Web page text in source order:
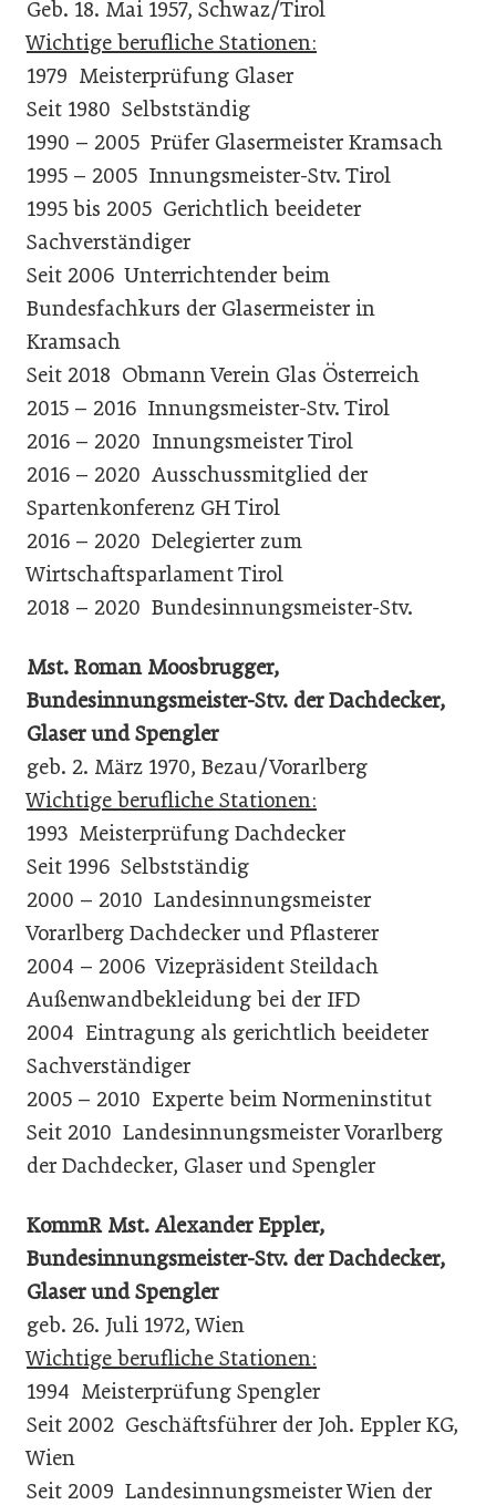
Geb. 18. Mai 1957, Schwaz/Tirol
Wichtige berufliche Stationen:
1979 Meisterprüfung Glaser
Seit 1980 Selbstständig
1990 – 2005 Prüfer Glasermeister Kramsach
1995 ­– 2005 Innungsmeister-Stv. Tirol
1995 bis 2005 Gerichtlich beeideter
Sachverständiger
Seit 2006 Unterrichtender beim
Bundesfachkurs der Glasermeister in
Kramsach
Seit 2018 Obmann Verein Glas Österreich
2015 – 2016 Innungsmeister-Stv. Tirol
2016 – 2020 Innungsmeister Tirol
2016 – 2020 Ausschussmitglied der
Spartenkonferenz GH Tirol
2016 – 2020 Delegierter zum
Wirtschaftsparlament Tirol
2018 – 2020 Bundesinnungsmeister-Stv.
Mst. Roman Moosbrugger,
Bundesinnungsmeister-Stv. der Dachdecker,
Glaser und Spengler
geb. 2. März 1970, Bezau/Vorarlberg
Wichtige berufliche Stationen:
1993 Meisterprüfung Dachdecker
Seit 1996 Selbstständig
2000 – 2010 Landesinnungsmeister
Vorarlberg Dachdecker und Pflasterer
2004 – 2006 Vizepräsident Steildach
Außenwandbekleidung bei der IFD
2004 Eintragung als gerichtlich beeideter
Sachverständiger
2005 – 2010 Experte beim Normeninstitut
Seit 2010 Landesinnungsmeister Vorarlberg
der Dachdecker, Glaser und Spengler
KommR Mst. Alexander Eppler,
Bundesinnungsmeister-Stv. der Dachdecker,
Glaser und Spengler
geb. 26. Juli 1972, Wien
Wichtige berufliche Stationen:
1994 Meisterprüfung Spengler
Seit 2002 Geschäftsführer der Joh. Eppler KG,
Wien
Seit 2009 Landesinnungsmeister Wien der